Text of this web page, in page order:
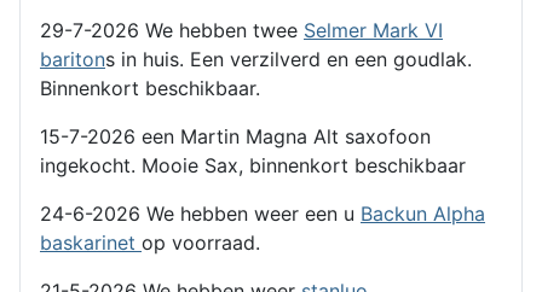
29-7-2026 We hebben twee Selmer Mark VI
baritons in huis. Een verzilverd en een goudlak.
Binnenkort beschikbaar.
15-7-2026 een Martin Magna Alt saxofoon
ingekocht. Mooie Sax, binnenkort beschikbaar
24-6-2026 We hebben weer een u Backun Alpha
baskarinet op voorraad.